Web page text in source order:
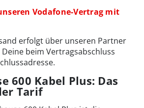
Vodafone-Vertrag mit
erfolgt über unseren Partner
beim Vertragsabschluss
600 Kabel Plus: Das
Tarif